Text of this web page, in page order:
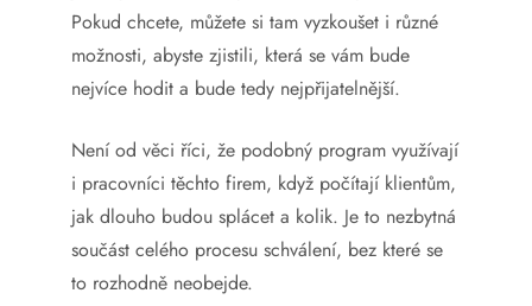
Pokud chcete, můžete si tam vyzkoušet i různé
možnosti, abyste zjistili, která se vám bude
nejvíce hodit a bude tedy nejpřijatelnější.
Není od věci říci, že podobný program využívají
i pracovníci těchto firem, když počítají klientům,
jak dlouho budou splácet a kolik. Je to nezbytná
součást celého procesu schválení, bez které se
to rozhodně neobejde.